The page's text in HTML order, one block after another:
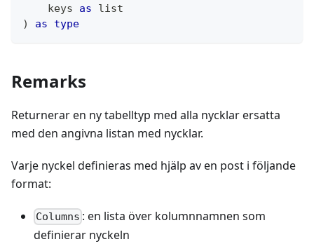
    keys
as
list
)
as type
Remarks
Returnerar en ny tabelltyp med alla nycklar ersatta
med den angivna listan med nycklar.
Varje nyckel definieras med hjälp av en post i följande
format:
Columns : en lista över kolumnnamnen som
definierar nyckeln